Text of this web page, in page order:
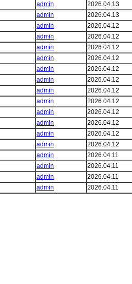
admin 2026.04.13
admin 2026.04.13
admin 2026.04.12
admin 2026.04.12
admin 2026.04.12
admin 2026.04.12
admin 2026.04.12
admin 2026.04.12
admin 2026.04.12
admin 2026.04.12
admin 2026.04.12
admin 2026.04.12
admin 2026.04.12
admin 2026.04.12
admin 2026.04.11
admin 2026.04.11
admin 2026.04.11
admin 2026.04.11